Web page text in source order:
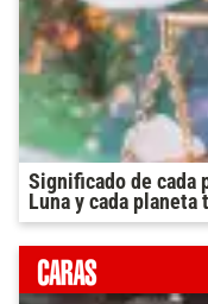
Significado de cada
Luna y cada